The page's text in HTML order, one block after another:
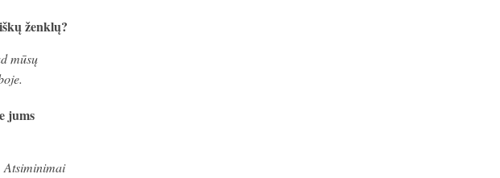
ženklų?
mūsų
jums
Atsiminimai